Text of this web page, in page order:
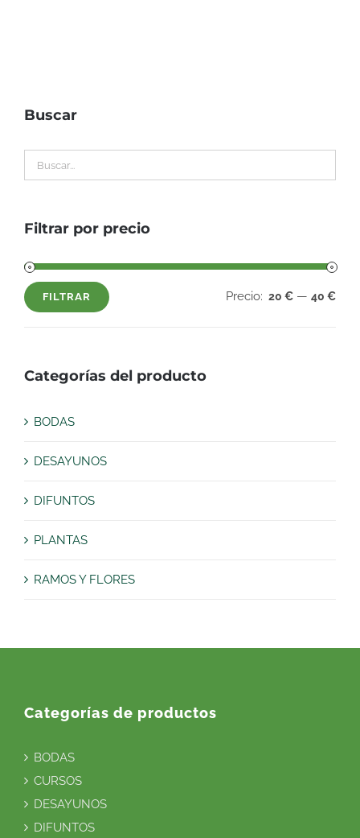
Buscar
Filtrar por precio
Precio
Precio
FILTRAR Precio: 20 € — 40 €
Categorías del producto
BODAS
DESAYUNOS
DIFUNTOS
PLANTAS
RAMOS Y FLORES
Categorías de productos
BODAS
CURSOS
DESAYUNOS
DIFUNTOS